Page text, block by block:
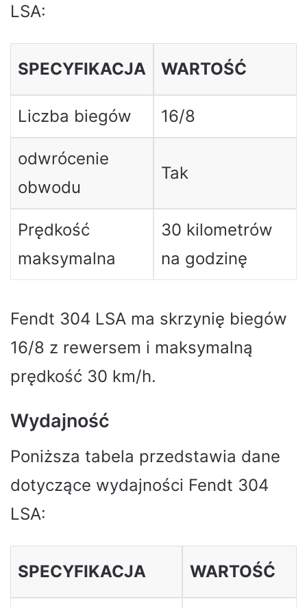
LSA:
SPECYFIKACJA WARTOŚĆ
Liczba biegów 16/8
odwrócenie
obwodu
Tak
Prędkość
maksymalna
30 kilometrów
na godzinę
Fendt 304 LSA ma skrzynię biegów
16/8 z rewersem i maksymalną
prędkość 30 km/h.
Wydajność
Poniższa tabela przedstawia dane
dotyczące wydajności Fendt 304
LSA:
SPECYFIKACJA WARTOŚĆ